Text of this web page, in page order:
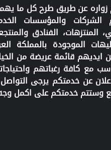
زواره عن طريق طرح كل ما
الشركات والمؤسسات
المنتزهات، الفنادق
الموجودة بالمملكة
ايديهم قائمة عريضة من
مع كافة رغباتهم
عن خدمتكم يرجى
وستتم خدمتكم على اكمل